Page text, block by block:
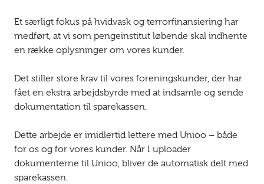
Et særligt fokus på hvidvask og terrorfinansiering har
medført, at vi som pengeinstitut løbende skal indhente
en række oplysninger om vores kunder.
Det stiller store krav til vores foreningskunder, der har
fået en ekstra arbejdsbyrde med at indsamle og sende
dokumentation til sparekassen.
Dette arbejde er imidlertid lettere med Unioo – både
for os og for vores kunder. Når I uploader
dokumenterne til Unioo, bliver de automatisk delt med
sparekassen.